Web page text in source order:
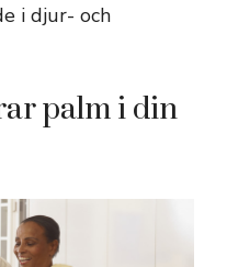
i djur- och
palm i din